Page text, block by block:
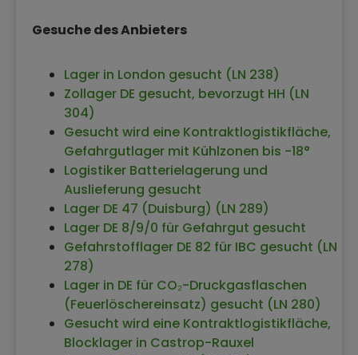
Kontraktlogistik Braunschweig
Kontraktlogistik Ansbach
Kontraktlogistikfläche Sottrum
Kontraktlogistikfläche in Berlin
Kontraktlogistikfläche in Antwerpen
(Belgien)
Kontraktlogistik in 38121 Spini di Gardolo
(Italien)
Kontraktlogistikfläche in Leverkusen
Kontraktlogistik in 84437 Reichertsheim
mit 14.000 qm
Kontraktlogistik in Kabelsketal
Kontraktlogistikfläche in Kronau
Kontraktlogistikfläche in Neumünster
Kontraktlogistik in Remscheid
Kontraktlogistik in Leingarten
Gesuche des Anbieters
Lager in London gesucht (LN 238)
Zollager DE gesucht, bevorzugt HH (LN
304)
Gesucht wird eine Kontraktlogistikfläche,
Gefahrgutlager mit Kühlzonen bis -18°
Logistiker Batterielagerung und
Auslieferung gesucht
Lager DE 47 (Duisburg) (LN 289)
Lager DE 8/9/0 für Gefahrgut gesucht
Gefahrstofflager DE 82 für IBC gesucht (LN
278)
Lager in DE für CO₂-Druckgasflaschen
(Feuerlöschereinsatz) gesucht (LN 280)
Gesucht wird eine Kontraktlogistikfläche,
Blocklager in Castrop-Rauxel